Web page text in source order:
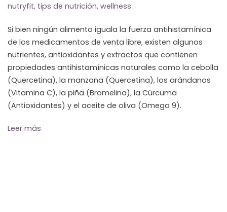
nutryfit, tips de nutrición, wellness
Si bien ningún alimento iguala la fuerza antihistamínica
de los medicamentos de venta libre, existen algunos
nutrientes, antioxidantes y extractos que contienen
propiedades antihistamínicas naturales como la cebolla
(Quercetina), la manzana (Quercetina), los arándanos
(Vitamina C), la piña (Bromelina), la Cúrcuma
(Antioxidantes) y el aceite de oliva (Omega 9).
Leer más